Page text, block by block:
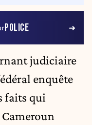
POLICE
judiciaire
enquête
faits qui